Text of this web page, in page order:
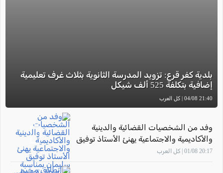
بلدية كفر قرع: تزويد المدرسة الثانوية بثلاث غرف تعليمية
إضافية بتكلفة 525 ألف شيكل
21:40 04/08 | كل العرب
وفد من الشخصيات القضائية والدينية
والأكاديمية والاجتماعية يهنئ الأستاذ توفيق
سليمان بمناسبة توليه رئاسة مجلس
20:17 01/08 | كل العرب